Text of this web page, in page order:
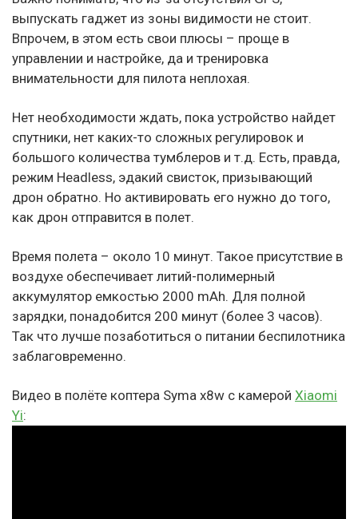
выпускать гаджет из зоны видимости не стоит.
Впрочем, в этом есть свои плюсы – проще в
управлении и настройке, да и тренировка
внимательности для пилота неплохая.
Нет необходимости ждать, пока устройство найдет
спутники, нет каких-то сложных регулировок и
большого количества тумблеров и т.д. Есть, правда,
режим Headless, эдакий свисток, призывающий
дрон обратно. Но активировать его нужно до того,
как дрон отправится в полет.
Время полета – около 10 минут. Такое присутствие в
воздухе обеспечивает литий-полимерный
аккумулятор емкостью 2000 mAh. Для полной
зарядки, понадобится 200 минут (более 3 часов).
Так что лучше позаботиться о питании беспилотника
заблаговременно.
Видео в полёте коптера Syma x8w с камерой Xiaomi
Yi: